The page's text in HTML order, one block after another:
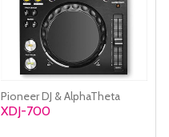
Pioneer DJ & AlphaTheta
XDJ-700